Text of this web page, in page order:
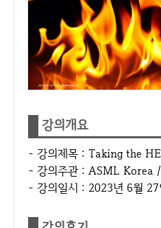
강의개요
- 강의제목 : Taking the
- 강의주관 : ASML Korea
- 강의일시 : 2023년 6월